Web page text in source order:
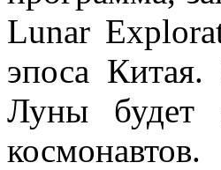
Lunar
эпоса
Луны будет
космонавтов.